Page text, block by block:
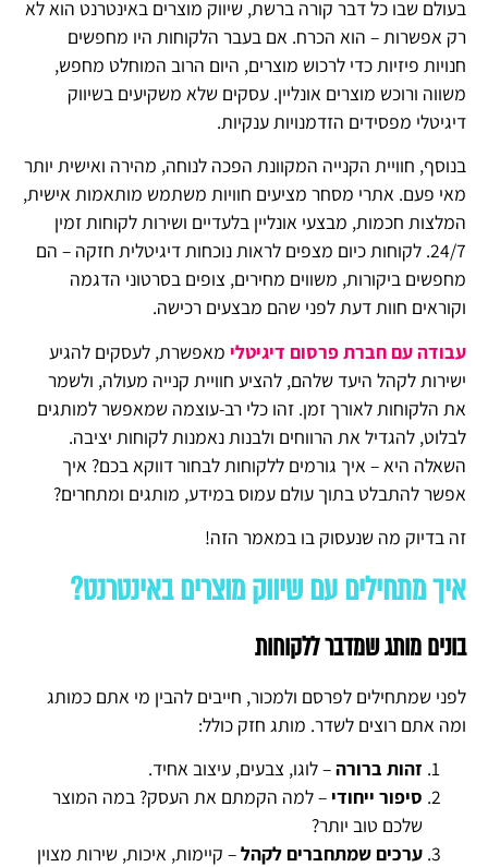
בעולם שבו כל דבר קורה ברשת, שיווק מוצרים באינטרנט הוא לא
רק אפשרות – הוא הכרח. אם בעבר הלקוחות היו מחפשים
חנויות פיזיות כדי לרכוש מוצרים, היום הרוב המוחלט מחפש,
משווה ורוכש מוצרים אונליין. עסקים שלא משקיעים בשיווק
דיגיטלי מפסידים הזדמנויות ענקיות.
בנוסף, חוויית הקנייה המקוונת הפכה לנוחה, מהירה ואישית יותר
מאי פעם. אתרי מסחר מציעים חוויות משתמש מותאמות אישית,
המלצות חכמות, מבצעי אונליין בלעדיים ושירות לקוחות זמין
24/7. לקוחות כיום מצפים לראות נוכחות דיגיטלית חזקה – הם
מחפשים ביקורות, משווים מחירים, צופים בסרטוני הדגמה
וקוראים חוות דעת לפני שהם מבצעים רכישה.
עבודה עם חברת פרסום דיגיטלי מאפשרת, לעסקים להגיע
ישירות לקהל היעד שלהם, להציע חוויית קנייה מעולה, ולשמר
את הלקוחות לאורך זמן. זהו כלי רב-עוצמה שמאפשר למותגים
לבלוט, להגדיל את הרווחים ולבנות נאמנות לקוחות יציבה.
השאלה היא – איך גורמים ללקוחות לבחור דווקא בכם? איך
אפשר להתבלט בתוך עולם עמוס במידע, מותגים ומתחרים?
זה בדיוק מה שנעסוק בו במאמר הזה!
איך מתחילים עם שיווק מוצרים באינטרנט?
בונים מותג שמדבר ללקוחות
לפני שמתחילים לפרסם ולמכור, חייבים להבין מי אתם כמותג
ומה אתם רוצים לשדר. מותג חזק כולל:
זהות ברורה– לוגו, צבעים, עיצוב אחיד.
סיפור ייחודי – למה הקמתם את העסק? במה המוצר
שלכם טוב יותר?
ערכים שמתחברים לקהל– קיימות, איכות, שירות מצוין